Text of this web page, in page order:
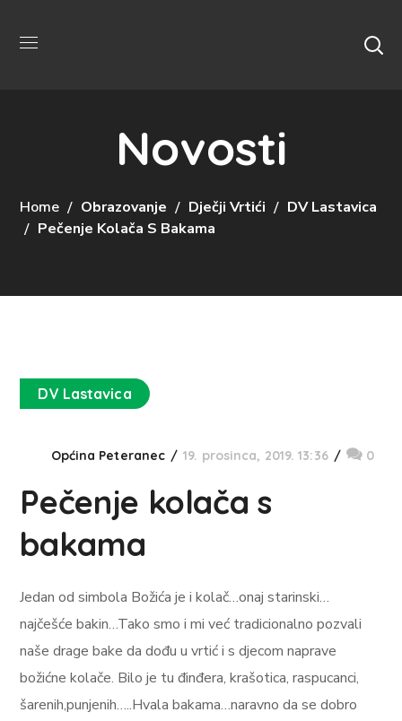
Novosti
Home Obrazovanje Dječji Vrtići
DV Lastavica
Pečenje Kolača S Bakama
DV Lastavica
Općina Peteranec 19. prosinca, 2019. 13:36 0
Pečenje kolača s
bakama
Jedan od simbola Božića je i kolač…onaj starinski…
najčešće bakin…Tako smo i mi već tradicionalno pozvali
naše drage bake da dođu u vrtić i s djecom naprave
božićne kolače. Bilo je tu đinđera, krašotica, raspucanci,
šarenih,punjenih…..Hvala bakama…naravno da se dobro